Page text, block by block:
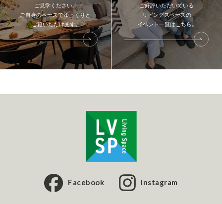
ご見学ください。
ご自身のペースでゆっくりと
ご覧いただけます。
ご好評いただいている
リビングスペースの
イベント一覧はこちら。
Facebook Instagram